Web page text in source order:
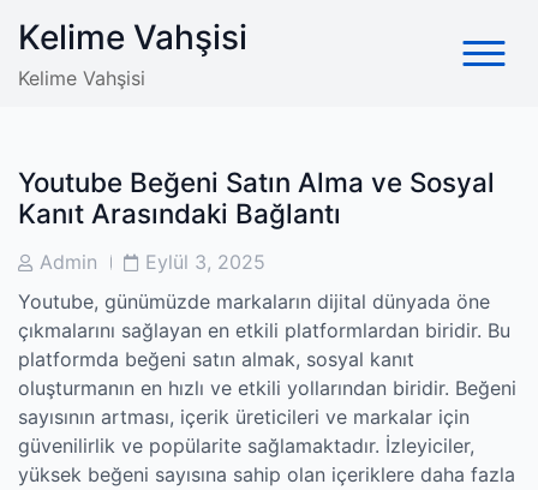
content
Kelime Vahşisi
Kelime Vahşisi
Youtube Beğeni Satın Alma ve Sosyal
Kanıt Arasındaki Bağlantı
PostAdmin
PostEylül 3, 2025
Youtube, günümüzde markaların dijital dünyada öne
çıkmalarını sağlayan en etkili platformlardan biridir. Bu
platformda beğeni satın almak, sosyal kanıt
oluşturmanın en hızlı ve etkili yollarından biridir. Beğeni
sayısının artması, içerik üreticileri ve markalar için
güvenilirlik ve popülarite sağlamaktadır. İzleyiciler,
yüksek beğeni sayısına sahip olan içeriklere daha fazla